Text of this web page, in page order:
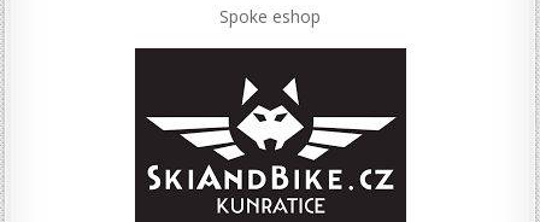
Spoke eshop